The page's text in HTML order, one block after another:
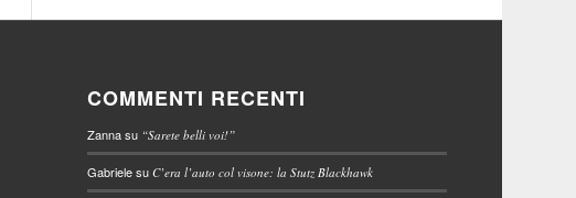
COMMENTI RECENTI
Zannasu “Sarete belli voi!”
GabrielesuC’era l’auto col visone: la Stutz Blackhawk